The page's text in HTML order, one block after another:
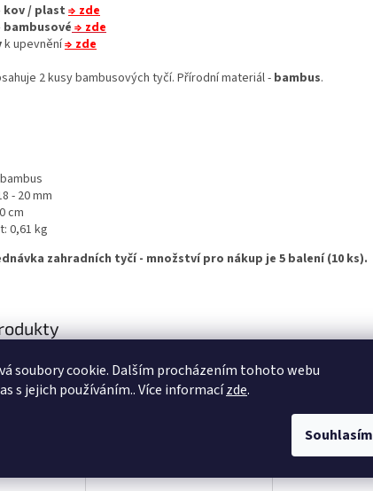
soubory cookie. Dalším procházením tohoto webu
s jejich používáním.. Více informacízde.
Souhlasím
kov / plast ⇒ zde
bambusové ⇒ zde
k upevnění⇒ zde
2 kusy bambusových tyčí. Přírodní materiál - bambus.
- 20 mm
cm
0,61 kg
zahradních tyčí - množství pro nákup je 5 balení (10 ks).
Kód:VZ100-40 Novinka Kód:VZ-80-80--D Novinka